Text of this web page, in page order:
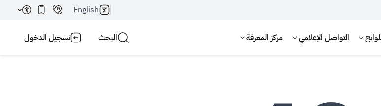
English
التواصل الإعلامي مركز المعرفة البحث تسجيل الدخول